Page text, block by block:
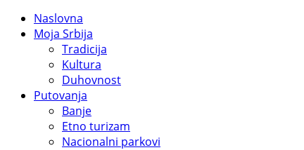
Naslovna
Moja Srbija
Tradicija
Kultura
Duhovnost
Putovanja
Banje
Etno turizam
Nacionalni parkovi